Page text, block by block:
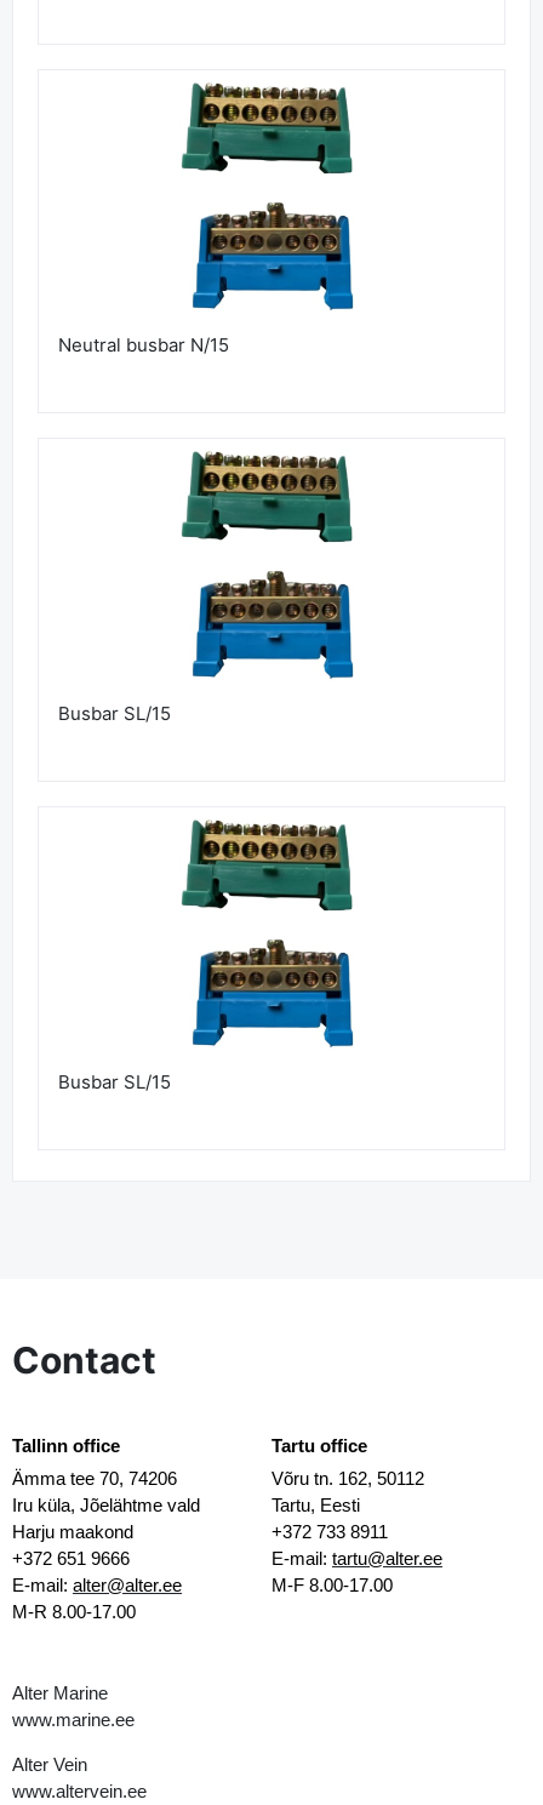
Neutral busbar N/15
Busbar SL/15
Busbar SL/15
Contact
Tallinn office
Ämma tee 70, 74206
Iru küla, Jõelähtme vald
Harju maakond
+372 651 9666
E-mail: alter@alter.ee
M-R 8.00-17.00
Tartu office
Võru tn. 162, 50112
Tartu, Eesti
+372 733 8911
E-mail: tartu@alter.ee
M-F 8.00-17.00
Alter Marine
www.marine.ee
Alter Vein
www.altervein.ee